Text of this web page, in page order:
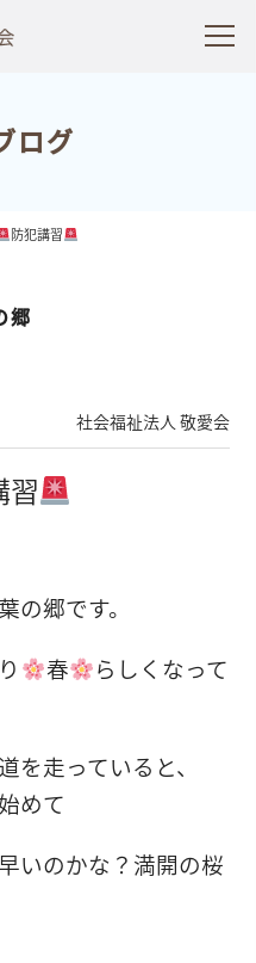
ログ
防犯講習
郷
社会福祉法人 敬愛会
習
の郷です。
春
らしくなって
を走っていると、
めて
いのかな？満開の桜